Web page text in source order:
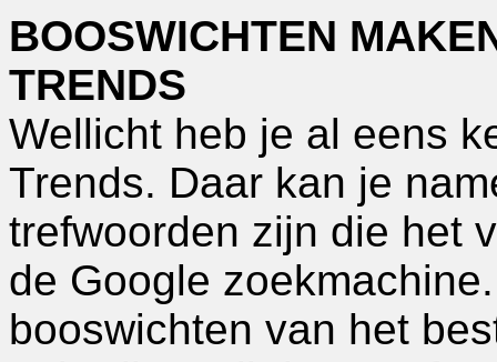
BOOSWICHTEN
TRENDS
Wellicht heb je al eens
Trends. Daar kan je
trefwoorden zijn die het
de Google
booswichten van het